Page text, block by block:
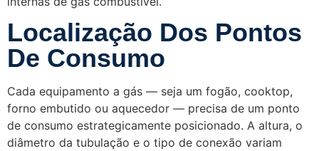
Localização Dos Pontos
De Consumo
Cada equipamento a gás — seja um fogão, cooktop,
forno embutido ou aquecedor — precisa de um ponto
de consumo estrategicamente posicionado. A altura, o
diâmetro da tubulação e o tipo de conexão variam